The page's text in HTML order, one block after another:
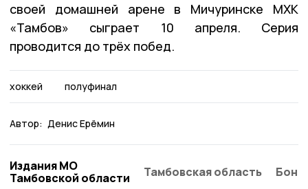
своей домашней арене в Мичуринске МХК
«Тамбов» сыграет 10 апреля. Серия
проводится до трёх побед.
хоккей полуфинал
Автор: Денис Ерёмин
Издания МО
Тамбовской области
Тамбовская область